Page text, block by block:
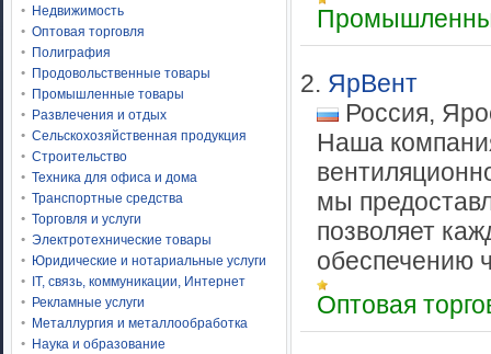
Недвижимость
Оптовая торговля
Полиграфия
Продовольственные товары
Промышленные товары
Развлечения и отдых
Сельскохозяйственная продукция
Строительство
Техника для офиса и дома
Транспортные средства
Торговля и услуги
Электротехнические товары
Юридические и нотариальные услуги
IT, связь, коммуникации, Интернет
Рекламные услуги
Металлургия и металлообработка
Наука и образование
2. ЯрВент
Россия,
Наша
мы
позволяет
обеспечению
Оптовая